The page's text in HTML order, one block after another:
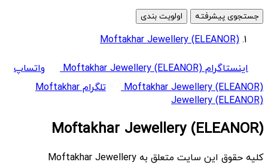
جستجوی پیشرفته اولویت بندی
Moftakhar Jewellery (ELEANOR)
اینستاگرام Moftakhar Jewellery (ELEANOR)
واتساپ
Moftakhar Jewellery (ELEANOR)
تلگرام Moftakhar
Jewellery (ELEANOR)
Moftakhar Jewellery (ELEANOR)
کلیه حقوق این سایت متعلق به Moftakhar Jewellery